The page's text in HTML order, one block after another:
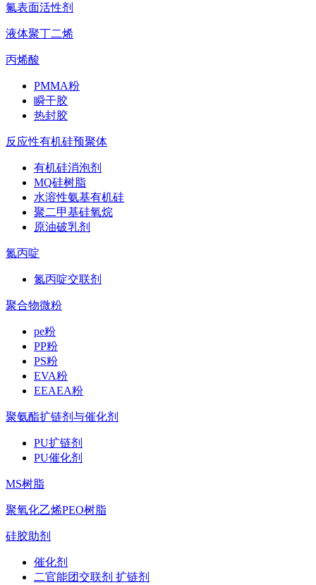
氟表面活性剂
液体聚丁二烯
丙烯酸
PMMA粉
瞬干胶
热封胶
反应性有机硅预聚体
有机硅消泡剂
MQ硅树脂
水溶性氨基有机硅
聚二甲基硅氧烷
原油破乳剂
氮丙啶
氮丙啶交联剂
聚合物微粉
pe粉
PP粉
PS粉
EVA粉
EEAEA粉
聚氨酯扩链剂与催化剂
PU扩链剂
PU催化剂
MS树脂
聚氧化乙烯PEO树脂
硅胶助剂
催化剂
二官能团交联剂 扩链剂